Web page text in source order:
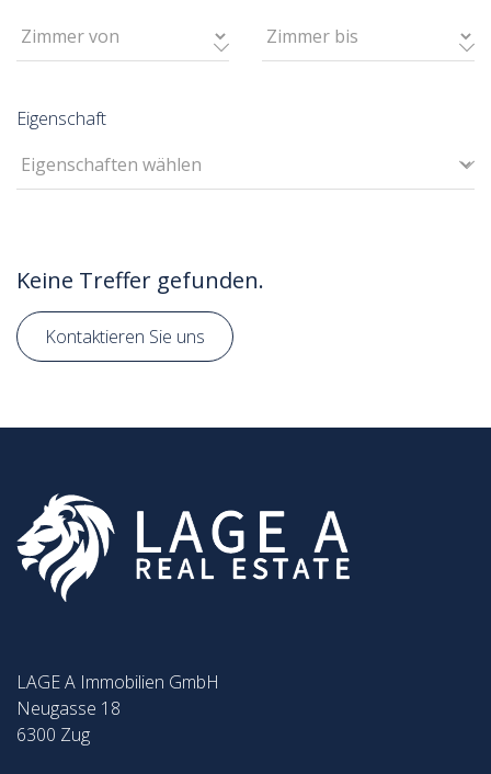
Eigenschaft
Keine Treffer gefunden.
Kontaktieren Sie uns
LAGE A Immobilien GmbH
Neugasse 18
6300 Zug